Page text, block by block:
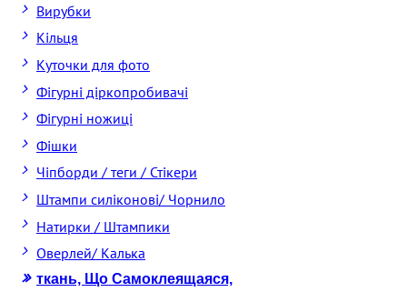
Вирубки
Кільця
Куточки для фото
Фігурні діркопробивачі
Фігурні ножиці
Фішки
Чіпборди / теги / Стікери
Штампи силіконові/ Чорнило
Натирки / Штампики
Оверлей/ Калька
ткань, Що Самоклеящаяся,